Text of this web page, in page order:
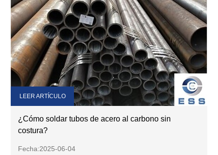
¿Cómo soldar tubos de acero al carbono sin
costura?
Fecha:2025-06-04
LEER ARTÍCULO